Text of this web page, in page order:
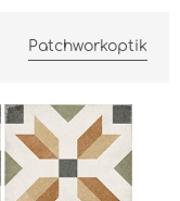
Patchworkoptik